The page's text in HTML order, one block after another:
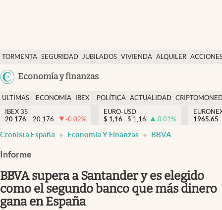
TORMENTA SEGURIDAD JUBILADOS VIVIENDA ALQUILER
USA
Economía y finanzas
Economía y finanzas
Política
Actualidad
Criptomonedas
España
ULTIMAS
NOTICIAS
ECONOMÍA
FINANZAS
IBEX
EURO
POLÍTICA ACTUALIDAD
IBEX 35
20.176
20.176 -0.02%
EURO-USD
$ 1,16 $ 1,16 0.01%
1965,65
Cronista España Economía Y Finanzas BBVA
Informe
BBVA supera a Santander y es elegido
como el segundo banco que más dinero
gana en España